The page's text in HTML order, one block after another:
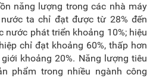
năng lượng trong các nhà máy
ta chỉ đạt được từ 28% đến
nước phát triển khoảng 10%; hiệu
chỉ đạt khoảng 60%, thấp hơn
khoảng 20%. Năng lượng tiêu
phẩm trong nhiều ngành công